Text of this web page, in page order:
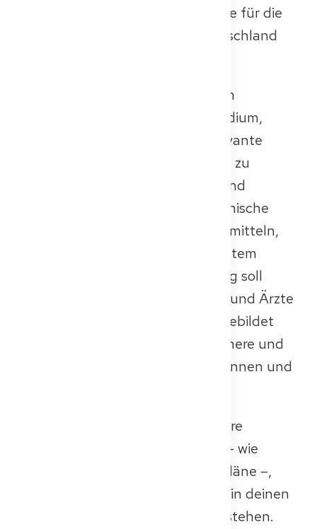
deutschen Berufsqualifikation, die für die
Ausübung der Heilkunde in Deutschland
Die zuständige Behörde in deinem
Bundesland wird dein Medizinstudium,
deine Zeugnisse und andere relevante
Dokumente sorgfältig prüfen, um zu
bewerten, ob deine Ausbildung und
Erfahrung die notwendige medizinische
Expertise und die Fähigkeiten vermitteln,
die im deutschen Gesundheitssystem
erwartet werden. Diese Bewertung soll
sicherstellen, dass alle Ärztinnen und Ärzte
– unabhängig davon, wo sie ausgebildet
wurden – in Deutschland eine sichere und
effektive Versorgung der Patientinnen und
👉 In einigen Fällen können weitere
Dokumente angefordert werden – wie
Praktikumsnachweise oder Lehrpläne –,
insbesondere wenn Unklarheiten in deinen
eingereichten Qualifikationen bestehen.